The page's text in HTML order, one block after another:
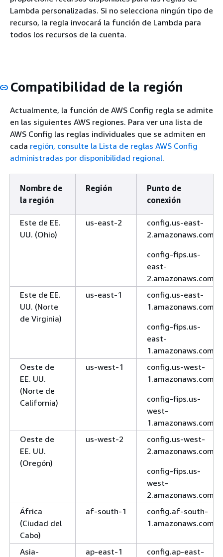
Lambda personalizadas. Si no selecciona ningún tipo de
recurso, la regla invocará la función de Lambda para
todos los recursos de la cuenta.
Compatibilidad de la región
Actualmente, la función de AWS Config regla se admite
en las siguientes AWS regiones. Para ver una lista de
AWS Config las reglas individuales que se admiten en
cada región, consulte la Lista de reglas AWS Config
administradas por disponibilidad regional.
Nombre de
la región
Región
Punto de
conexión
Este de EE.
UU. (Ohio)
us-east-2
config.us-east-
2.amazonaws.com
config-fips.us-
east-
2.amazonaws.com
Este de EE.
UU. (Norte
de Virginia)
us-east-1
config.us-east-
1.amazonaws.com
config-fips.us-
east-
1.amazonaws.com
Oeste de
EE. UU.
(Norte de
California)
us-west-1
config.us-west-
1.amazonaws.com
config-fips.us-
west-
1.amazonaws.com
Oeste de
EE. UU.
(Oregón)
us-west-2
config.us-west-
2.amazonaws.com
config-fips.us-
west-
2.amazonaws.com
África
(Ciudad del
Cabo)
af-south-1
config.af-south-
1.amazonaws.com
Asia-
ap-east-1
config.ap-east-